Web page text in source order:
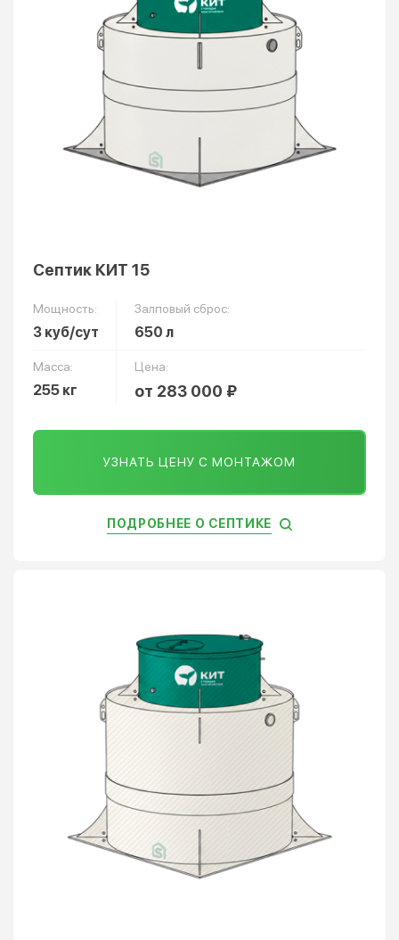
Септик КИТ 15
Мощность:
3 куб/сут
Залповый сброс:
650 л
Масса:
255 кг
Цена:
от 283 000 ₽
УЗНАТЬ ЦЕНУ С МОНТАЖОМ
ПОДРОБНЕЕ О СЕПТИКЕ